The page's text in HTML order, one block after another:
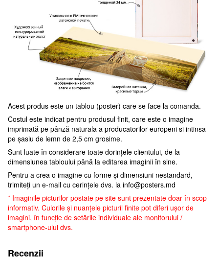
Acest produs este un tablou (poster) care se face la comanda.
Costul este indicat pentru produsul finit, care este o imagine
imprimată pe pânză naturala a producatorilor europeni si intinsa
pe șasiu de lemn de 2,5 cm grosime.
Sunt luate în considerare toate dorințele clientului, de la
dimensiunea tabloului până la editarea imaginii în sine.
Pentru a crea o imagine cu forme și dimensiuni nestandard,
trimiteți un e-mail cu cerințele dvs. la info@posters.md
* Imaginile picturilor postate pe site sunt prezentate doar în scop
informativ. Culorile și nuanțele picturii finite pot diferi ușor de
imagini, în funcție de setările individuale ale monitorului /
smartphone-ului dvs.
Recenzii